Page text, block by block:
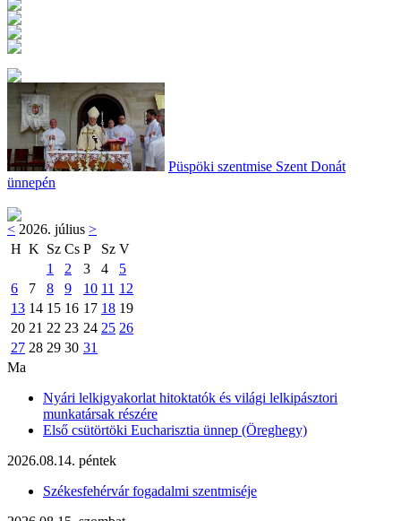
Püspöki szentmise Szent Donát
ünnepén
< 2026. július >
H K Sz Cs P Sz V
1
2 3 4
5
6
7 8 9 10 11 12
13 14 15 16 17 18 19
20 21 22 23 24 25 26
27 28 29 30 31
Ma
Nyári lelkigyakorlat hitoktatók és világi lelkipásztori
munkatársak részére
Első csütörtöki Eucharisztia ünnep (Öreghegy)
2026.08.14. péntek
Székesfehérvár fogadalmi szentmiséje